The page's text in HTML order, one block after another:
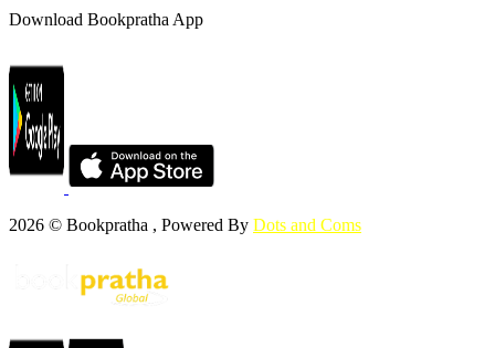
Download Bookpratha App
2026 © Bookpratha , Powered By Dots and Coms